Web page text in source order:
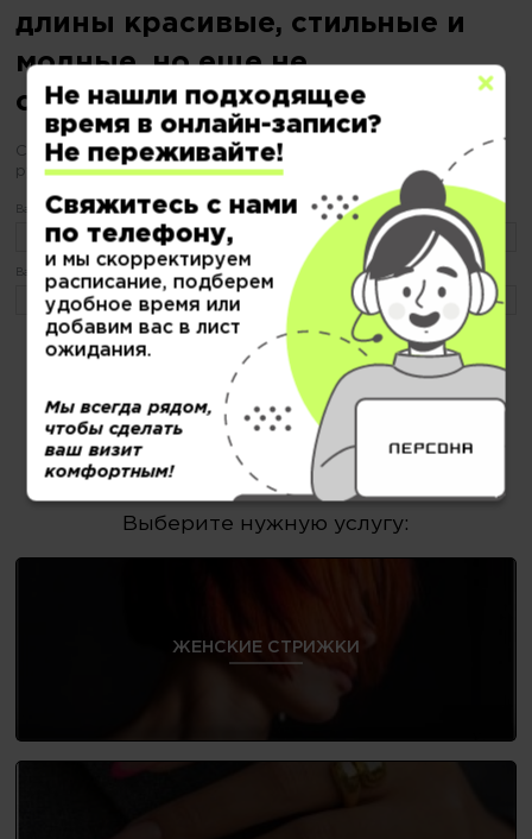
длины красивые, стильные и
модные, но еще не
определились?
С «ПЕРСОНОЙ» будьте уверены Ваш образ в надежных
руках
Ваше имя:
Ваш телефон:
8 (499) 404-19-51
Нажимая кнопку "Записаться" я даюсогласие на обработку и хранение персональных данныхи соглашаюсь с
политикой конфиденциальности
Выберите нужную услугу:
ЖЕНСКИЕ СТРИЖКИ
Не нашли подходящее
время в онлайн-записи?
Не переживайте!
Свяжитесь с нами
по телефону,
и мы скорректируем
расписание, подберем
удобное время или
добавим вас в лист
ожидания.
Мы всегда рядом,
чтобы сделать
ваш визит
комфортным!